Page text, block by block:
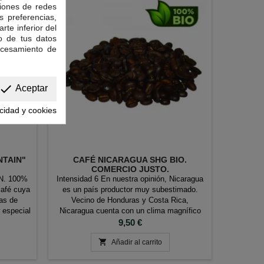
100%
cuya
de
y
CAFÉ NICARAGUA SHG BIO.
COMERCIO JUSTO.
Intensidad 6 En nuestra opinión, Nicaragua
es un país productor muy subestimado.
Vecino de Honduras y Costa Rica,
Nicaragua cuenta con un clima magnífico
que proporciona a sus cafetos un terreno
con un clima muy favorable para el cultivo
Precio
9,50 €
 Añadir al carrito
de redes
preferencias,
inferior del
de tus datos
de
done Aceptar
y cookies